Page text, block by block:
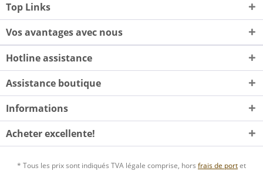
Top Links
Vos avantages avec nous
Hotline assistance
Assistance boutique
Informations
Acheter excellente!
* Tous les prix sont indiqués TVA légale comprise, hors frais de portet